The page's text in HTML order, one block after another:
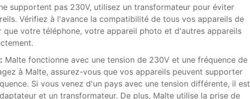
supportent pas 230V, utilisez un transformateur pour éviter
Vérifiez à l'avance la compatibilité de tous vos appareils de
que votre téléphone, votre appareil photo et d'autres appareils
Malte fonctionne avec une tension de 230V et une fréquence de
à Malte, assurez-vous que vos appareils peuvent supporter
Si vous venez d'un pays avec une tension différente, il est
et un transformateur. De plus, Malte utilise la prise de